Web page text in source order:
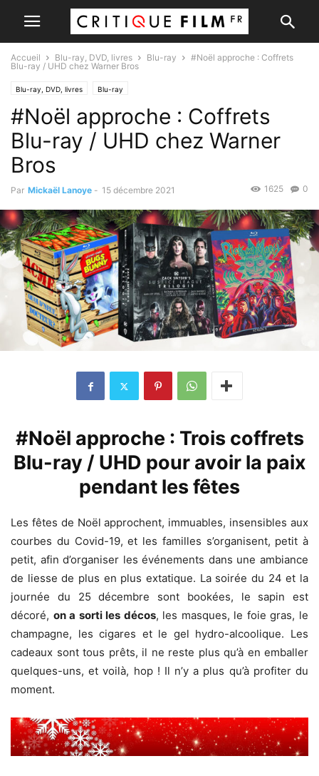
Accueil Blu-ray, DVD, livres Blu-ray
#Noël approche : Coffrets
Blu-ray / UHD chez Warner Bros
Blu-ray, DVD, livres Blu-ray
#Noël approche : Coffrets
Blu-ray / UHD chez Warner
Bros
Par Mickaël Lanoye - 15 décembre 2021 0
1625
#Noël approche : Trois coffrets
Blu-ray / UHD pour avoir la paix
pendant les fêtes
Les fêtes de Noël approchent, immuables, insensibles aux
courbes du Covid-19, et les familles s’organisent, petit à
petit, afin d’organiser les événements dans une ambiance
de liesse de plus en plus extatique. La soirée du 24 et la
journée du 25 décembre sont bookées, le sapin est
décoré, on a sorti les décos, les masques, le foie gras, le
champagne, les cigares et le gel hydro-alcoolique. Les
cadeaux sont tous prêts, il ne reste plus qu’à en emballer
quelques-uns, et voilà, hop ! Il n’y a plus qu’à profiter du
moment.